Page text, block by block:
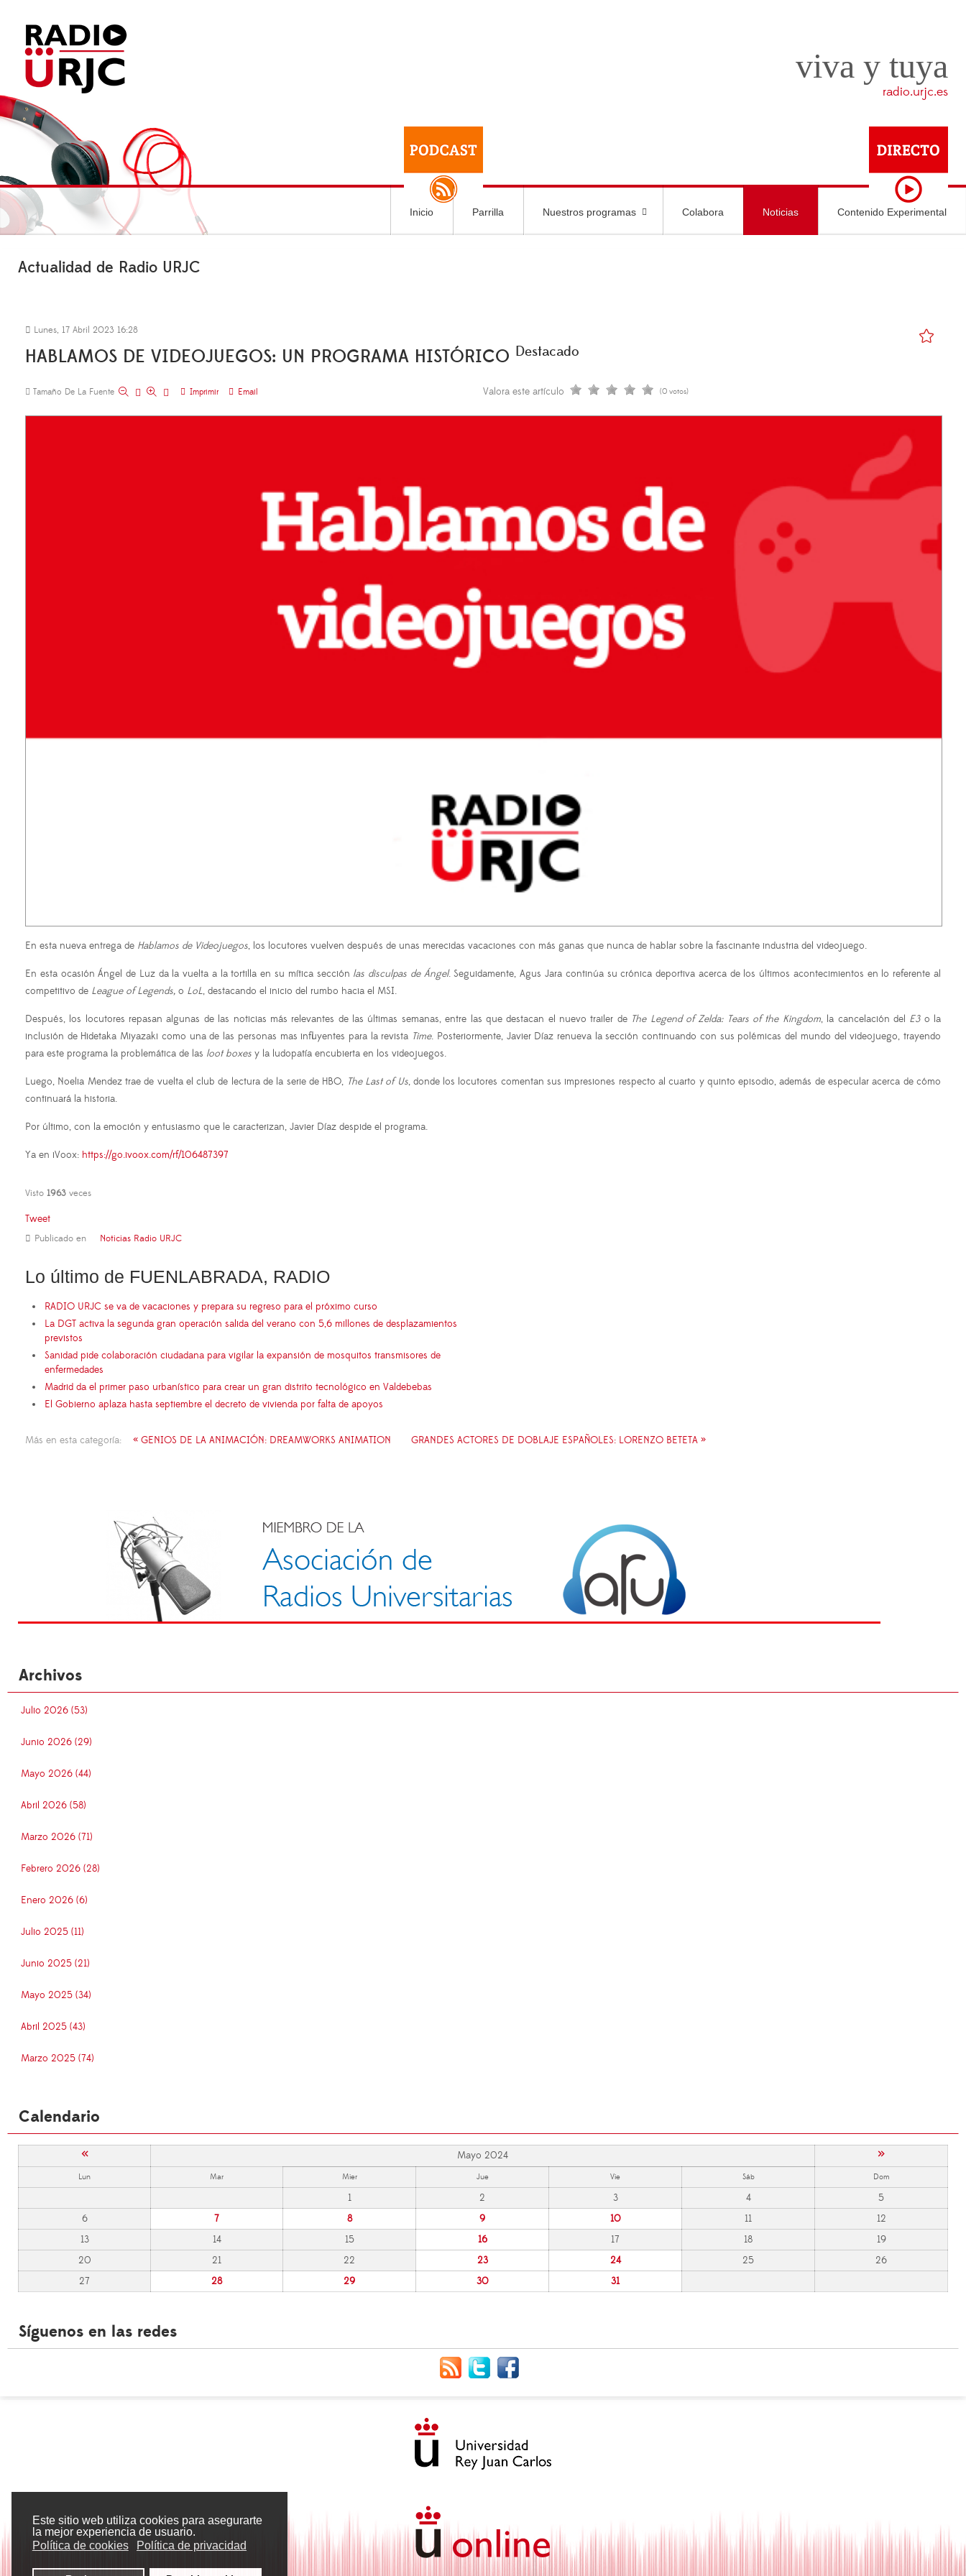
Este sitio web utiliza cookies para asegurarte
la mejor experiencia de usuario.
Política de cookies
Política de privacidad
viva y tuya
radio.urjc.es
Inicio Parrilla Nuestros programas Colabora Noticias Contenido Experimental
Actualidad de Radio URJC
Lunes, 17 Abril 2023 16:28
HABLAMOS DE VIDEOJUEGOS: UN PROGRAMA HISTÓRICO Destacado
Tamaño De La Fuente Imprimir Email Valora este artículo (0 votos)
En esta nueva entrega de Hablamos de Videojuegos, los locutores vuelven después de unas merecidas vacaciones con más ganas que nunca de hablar sobre la fascinante industria del videojuego.
En esta ocasión Ángel de Luz da la vuelta a la tortilla en su mítica sección las disculpas de Ángel. Seguidamente, Agus Jara continúa su crónica deportiva acerca de los últimos acontecimientos en lo referente al
competitivo de League of Legends, o LoL, destacando el inicio del rumbo hacia el MSI.
Después, los locutores repasan algunas de las noticias más relevantes de las últimas semanas, entre las que destacan el nuevo trailer de The Legend of Zelda: Tears of the Kingdom, la cancelación del E3o la
inclusión de Hidetaka Miyazaki como una de las personas mas influyentes para la revista Time. Posteriormente, Javier Díaz renueva la sección continuando con sus polémicas del mundo del videojuego, trayendo
para este programa la problemática de las loot boxes y la ludopatía encubierta en los videojuegos.
Luego, Noelia Mendez trae de vuelta el club de lectura de la serie de HBO, The Last of Us, donde los locutores comentan sus impresiones respecto al cuarto y quinto episodio, además de especular acerca de cómo
continuará la historia.
Por último, con la emoción y entusiasmo que le caracterizan, Javier Díaz despide el programa.
Ya en iVoox: https://go.ivoox.com/rf/106487397
Visto 1963 veces
Tweet
Publicado en Noticias Radio URJC
Lo último de FUENLABRADA, RADIO
RADIO URJC se va de vacaciones y prepara su regreso para el próximo curso
La DGT activa la segunda gran operación salida del verano con 5,6 millones de desplazamientos
previstos
Sanidad pide colaboración ciudadana para vigilar la expansión de mosquitos transmisores de
enfermedades
Madrid da el primer paso urbanístico para crear un gran distrito tecnológico en Valdebebas
El Gobierno aplaza hasta septiembre el decreto de vivienda por falta de apoyos
Más en esta categoría: « GENIOS DE LA ANIMACIÓN: DREAMWORKS ANIMATION GRANDES ACTORES DE DOBLAJE ESPAÑOLES: LORENZO BETETA »
Archivos
Julio 2026 (53)
Junio 2026 (29)
Mayo 2026 (44)
Abril 2026 (58)
Marzo 2026 (71)
Febrero 2026 (28)
Enero 2026 (6)
Julio 2025 (11)
Junio 2025 (21)
Mayo 2025 (34)
Abril 2025 (43)
Marzo 2025 (74)
Calendario
« Mayo 2024 »
Lun Mar Mier Jue Vie Sáb Dom
1 2 3 4
5
6
7 8 9 10 11
12
13
14 15 16 17 18
19
20
21 22 23 24 25
26
27
28 29 30 31
Síguenos en las redes